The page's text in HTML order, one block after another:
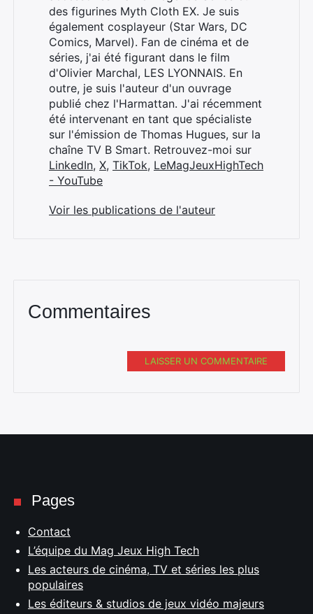
des figurines Myth Cloth EX. Je suis
également cosplayeur (Star Wars, DC
Comics, Marvel). Fan de cinéma et de
séries, j'ai été figurant dans le film
d'Olivier Marchal, LES LYONNAIS. En
outre, je suis l'auteur d'un ouvrage
publié chez l'Harmattan. J'ai récemment
été intervenant en tant que spécialiste
sur l'émission de Thomas Hugues, sur la
chaîne TV B Smart. Retrouvez-moi sur
LinkedIn, X, TikTok, LeMagJeuxHighTech
- YouTube
Voir les publications de l'auteur
Commentaires
LAISSER UN COMMENTAIRE
Pages
Contact
L’équipe du Mag Jeux High Tech
Les acteurs de cinéma, TV et séries les plus
populaires
Les éditeurs & studios de jeux vidéo majeurs
Rechercher
: